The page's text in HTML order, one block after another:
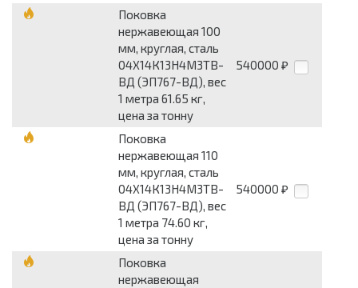
Поковка
нержавеющая 100
мм, круглая, сталь
04Х14К13Н4М3ТВ-
ВД (ЭП767-ВД), вес
1 метра 61.65 кг,
цена за тонну
540000 ₽
Поковка
нержавеющая 110
мм, круглая, сталь
04Х14К13Н4М3ТВ-
ВД (ЭП767-ВД), вес
1 метра 74.60 кг,
цена за тонну
540000 ₽
Поковка
нержавеющая